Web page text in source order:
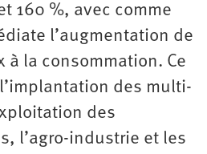
160 %, avec comme
l’augmentation de
à la consommation. Ce
des multi­
des
l’agro-­industrie et les